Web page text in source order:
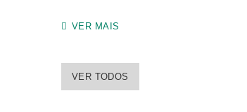
 VER MAIS
VER TODOS